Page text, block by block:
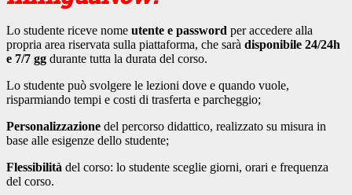
Lo studente riceve nome utente e password per accedere alla
propria area riservata sulla piattaforma, che sarà disponibile 24/24h
e 7/7 gg durante tutta la durata del corso.
Lo studente può svolgere le lezioni dove e quando vuole,
risparmiando tempi e costi di trasferta e parcheggio;
Personalizzazione del percorso didattico, realizzato su misura in
base alle esigenze dello studente;
Flessibilità del corso: lo studente sceglie giorni, orari e frequenza
del corso.